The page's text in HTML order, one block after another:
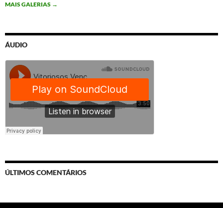
MAIS GALERIAS →
ÁUDIO
ÚLTIMOS COMENTÁRIOS